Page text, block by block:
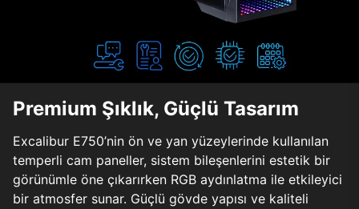
Premium Şıklık, Güçlü Tasarım
Excalibur E750’nin ön ve yan yüzeylerinde kullanılan
temperli cam paneller, sistem bileşenlerini estetik bir
görünümle öne çıkarırken RGB aydınlatma ile etkileyici
bir atmosfer sunar. Güçlü gövde yapısı ve kaliteli